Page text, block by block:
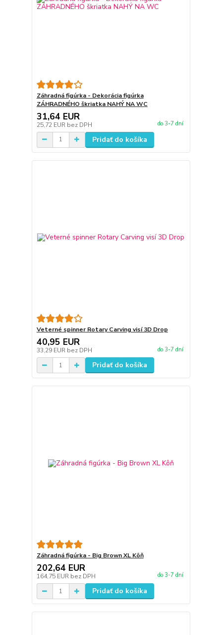
Záhradná figúrka - Dekorácia figúrka
ZÁHRADNÉHO škriatka NAHÝ NA WC
31,64 EUR
25,72 EUR bez DPH do 3-7 dní
Pridať do košíka
Veterné spinner Rotary Carving visí 3D Drop
40,95 EUR
33,29 EUR bez DPH do 3-7 dní
Pridať do košíka
Záhradná figúrka - Big Brown XL Kôň
202,64 EUR
164,75 EUR bez DPH do 3-7 dní
Pridať do košíka